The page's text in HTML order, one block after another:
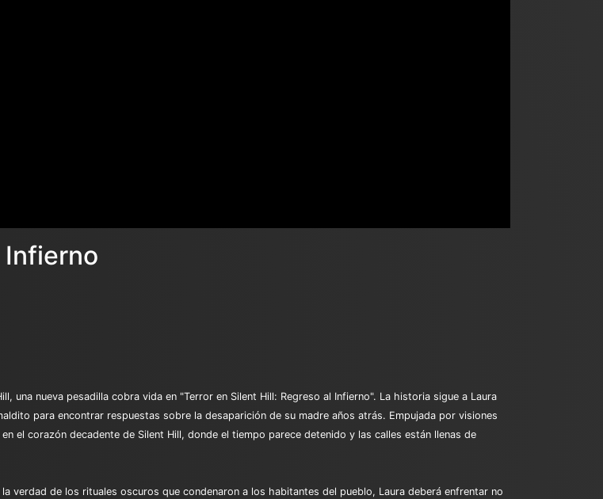
Infierno
una nueva pesadilla cobra vida en "Terror en Silent Hill: Regreso al Infierno". La historia sigue a Laura
para encontrar respuestas sobre la desaparición de su madre años atrás. Empujada por visiones
el corazón decadente de Silent Hill, donde el tiempo parece detenido y las calles están llenas de
verdad de los rituales oscuros que condenaron a los habitantes del pueblo, Laura deberá enfrentar no